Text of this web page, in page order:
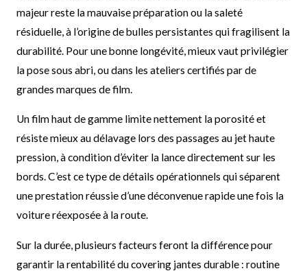
majeur reste la mauvaise préparation ou la saleté
résiduelle, à l’origine de bulles persistantes qui fragilisent la
durabilité. Pour une bonne longévité, mieux vaut privilégier
la pose sous abri, ou dans les ateliers certifiés par de
grandes marques de film.
Un film haut de gamme limite nettement la porosité et
résiste mieux au délavage lors des passages au jet haute
pression, à condition d’éviter la lance directement sur les
bords. C’est ce type de détails opérationnels qui séparent
une prestation réussie d’une déconvenue rapide une fois la
voiture réexposée à la route.
Sur la durée, plusieurs facteurs feront la différence pour
garantir la rentabilité du covering jantes durable : routine